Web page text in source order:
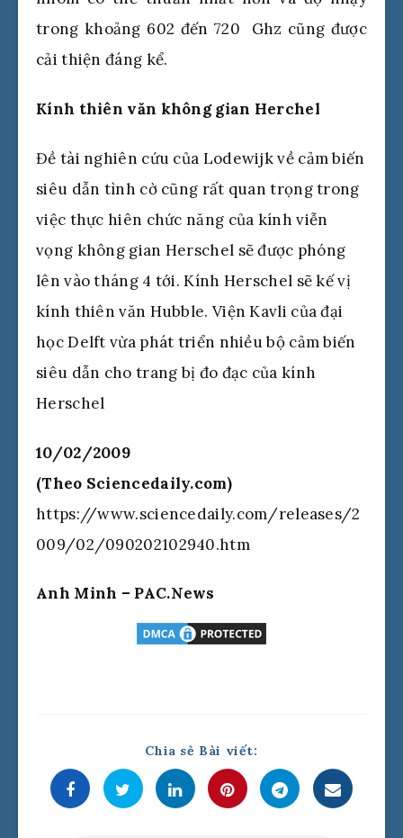
trong khoảng 602 đến 720 Ghz cũng được
cải thiện đáng kể.
Kính thiên văn không gian Herchel
Đề tài nghiên cứu của Lodewijk về cảm biến
siêu dẫn tình cờ cũng rất quan trọng trong
việc thực hiên chức năng của kính viễn
vọng không gian Herschel sẽ được phóng
lên vào tháng 4 tới. Kính Herschel sẽ kế vị
kính thiên văn Hubble. Viện Kavli của đại
học Delft vừa phát triển nhiều bộ cảm biến
siêu dẫn cho trang bị đo đạc của kính
Herschel
10/02/2009
(Theo Sciencedaily.com)
https://www.sciencedaily.com/releases/2
009/02/090202102940.htm
Anh Minh – PAC.News
Chia sẻ Bài viết: